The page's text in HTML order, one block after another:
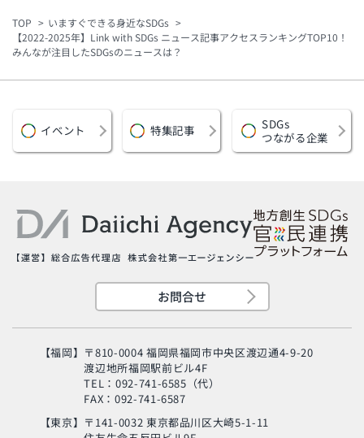
TOP
いますぐできる身近なSDGs
【2022-2025年】Link with SDGs ニュース記事アクセスランキングTOP10！
みんなが注目したSDGsのニュースは？
イベント 特集記事
SDGs
つながる企業
お問合せ
【福岡】 〒810-0004 福岡県福岡市中央区渡辺通4-9-20
渡辺地所福岡駅前ビル4F
TEL：092-741-6585（代）
FAX：092-741-6587
【東京】 〒141-0032 東京都品川区大崎5-1-11